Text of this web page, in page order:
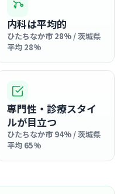
内科は平均的
ひたちなか市 28% / 茨城県
平均 28%
専門性・診療スタイ
ルが目立つ
ひたちなか市 94% / 茨城県
平均 65%